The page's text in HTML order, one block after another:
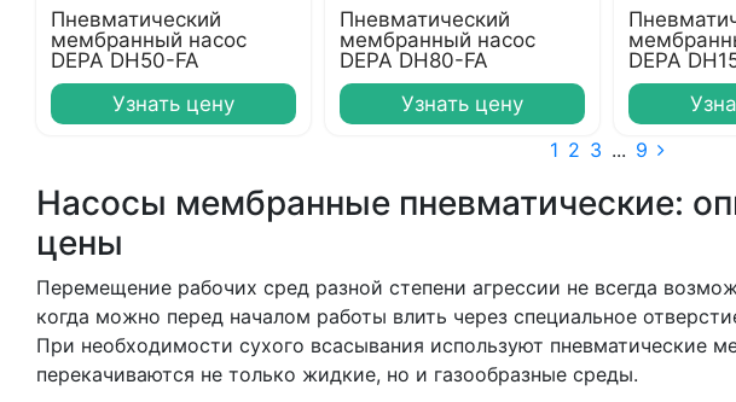
Пневматический
мембранный насос
DEPA DH50-FA
Узнать цену
Пневматический
мембранный насос
DEPA DH80-FA
Узнать цену
DEPA
1 2 3 ... 9
Насосы мембранные пневматические:
цены
Перемещение рабочих сред разной степени агрессии не всегда
когда можно перед началом работы влить через специальное
При необходимости сухого всасывания используют пневматические
перекачиваются не только жидкие, но и газообразные среды.